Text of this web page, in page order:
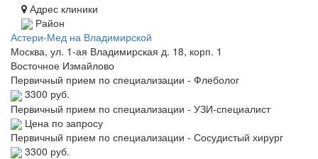
Адрес клиники
Район
Астери-Мед на Владимирской
Москва, ул. 1-ая Владимирская д. 18, корп. 1
Восточное Измайлово
Первичный прием по специализации - Флеболог
3300 руб.
Первичный прием по специализации - УЗИ-специалист
Цена по запросу
Первичный прием по специализации - Сосудистый хирург
3300 руб.